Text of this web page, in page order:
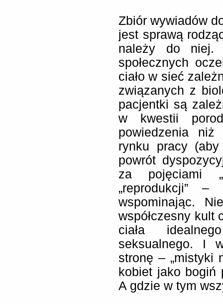
Zbiór wywiadów
jest sprawą
należy do niej.
społecznych
ciało w sieć
związanych z
pacjentki są
w kwestii
powiedzenia niż
rynku pracy
powrót
za pojęciami
„reprodukcji”
wspominając.
współczesny kult
ciała
seksualnego. I
stronę – „mistyki
kobiet jako bogiń
A gdzie w tym